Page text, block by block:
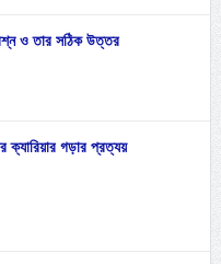
ও তার সঠিক উত্তর
ক্যারিয়ার গড়ার প্রত্যয়